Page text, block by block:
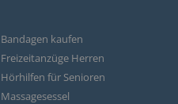
Bandagen kaufen
Freizeitanzüge Herren
Hörhilfen für Senioren
Massagesessel